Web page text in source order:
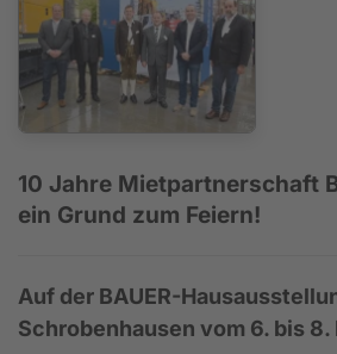
10 Jahre Mietpartnerschaft
ein Grund zum Feiern!
Auf der BAUER-
Schrobenhausen vom 6. bis 8.